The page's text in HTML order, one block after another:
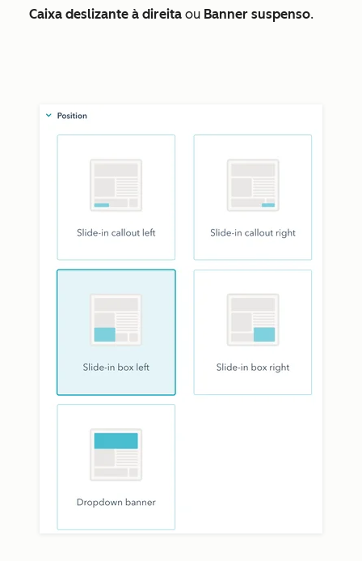
Caixa deslizante à direita ou Banner suspenso.